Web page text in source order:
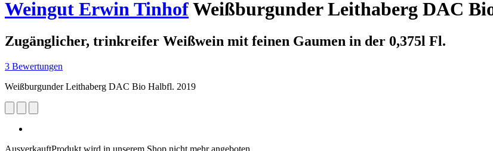
Weingut Erwin TinhofWeißburgunder Leithaberg DAC
Zugänglicher, trinkreifer Weißwein mit feinen Gaumen in der 0,375l Fl.
3 Bewertungen
Weißburgunder Leithaberg DAC Bio Halbfl. 2019
AusverkauftProdukt wird in unserem Shop nicht mehr angeboten